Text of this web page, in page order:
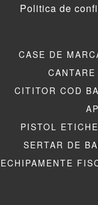
Politica de
CASE DE
CANTARE
CITITOR COD
PISTOL
SERTAR DE
ECHIPAMENTE